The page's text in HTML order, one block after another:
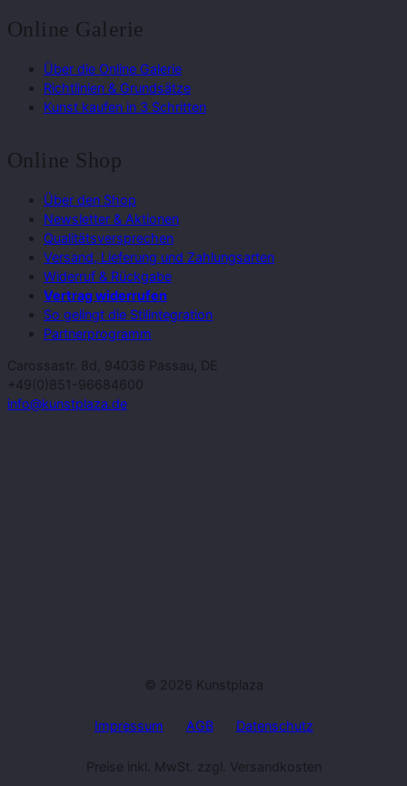
Online Galerie
Über die Online Galerie
Richtlinien & Grundsätze
Kunst kaufen in 3 Schritten
Online Shop
Über den Shop
Newsletter & Aktionen
Qualitätsversprechen
Versand, Lieferung und Zahlungsarten
Widerruf & Rückgabe
Vertrag widerrufen
So gelingt die Stilintegration
Partnerprogramm
Carossastr. 8d, 94036 Passau, DE
+49(0)851-96684600
info@kunstplaza.de
© 2026 Kunstplaza
Impressum AGB Datenschutz
Preise inkl. MwSt. zzgl. Versandkosten